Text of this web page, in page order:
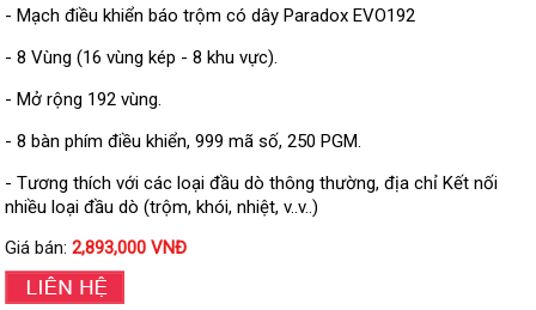
Thiết bị Enforcer
access control
Khóa điện tử KBVISION
Access control Syris
Giải pháp
GIẢI PHÁP CAMERA AN NINH
BÁO ĐỘNG CHỐNG TRỘM
GIẢI PHÁP GIÁM SÁT RA VÀO
- Mạch điều khiển báo trộm có dây Paradox EVO192
- 8 Vùng (16 vùng kép - 8 khu vực).
- Mở rộng 192 vùng.
- 8 bàn phím điều khiển, 999 mã số, 250 PGM.
- Tương thích với các loại đầu dò thông thường, địa chỉ Kết nối
nhiều loại đầu dò (trộm, khói, nhiệt, v..v..)
Giá bán:2,893,000 VNĐ